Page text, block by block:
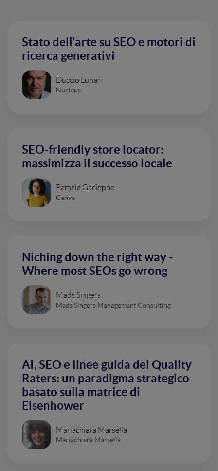
Stato dell'arte su SEO e motori di
ricerca generativi
Duccio Lunari
Nucleus
SEO-friendly store locator:
massimizza il successo locale
Pamela Gacioppo
Canva
Niching down the right way -
Where most SEOs go wrong
Mads Singers
Mads Singers Management Consulting
AI, SEO e linee guida dei Quality
Raters: un paradigma strategico
basato sulla matrice di
Eisenhower
Mariachiara Marsella
Mariachiara Marsella